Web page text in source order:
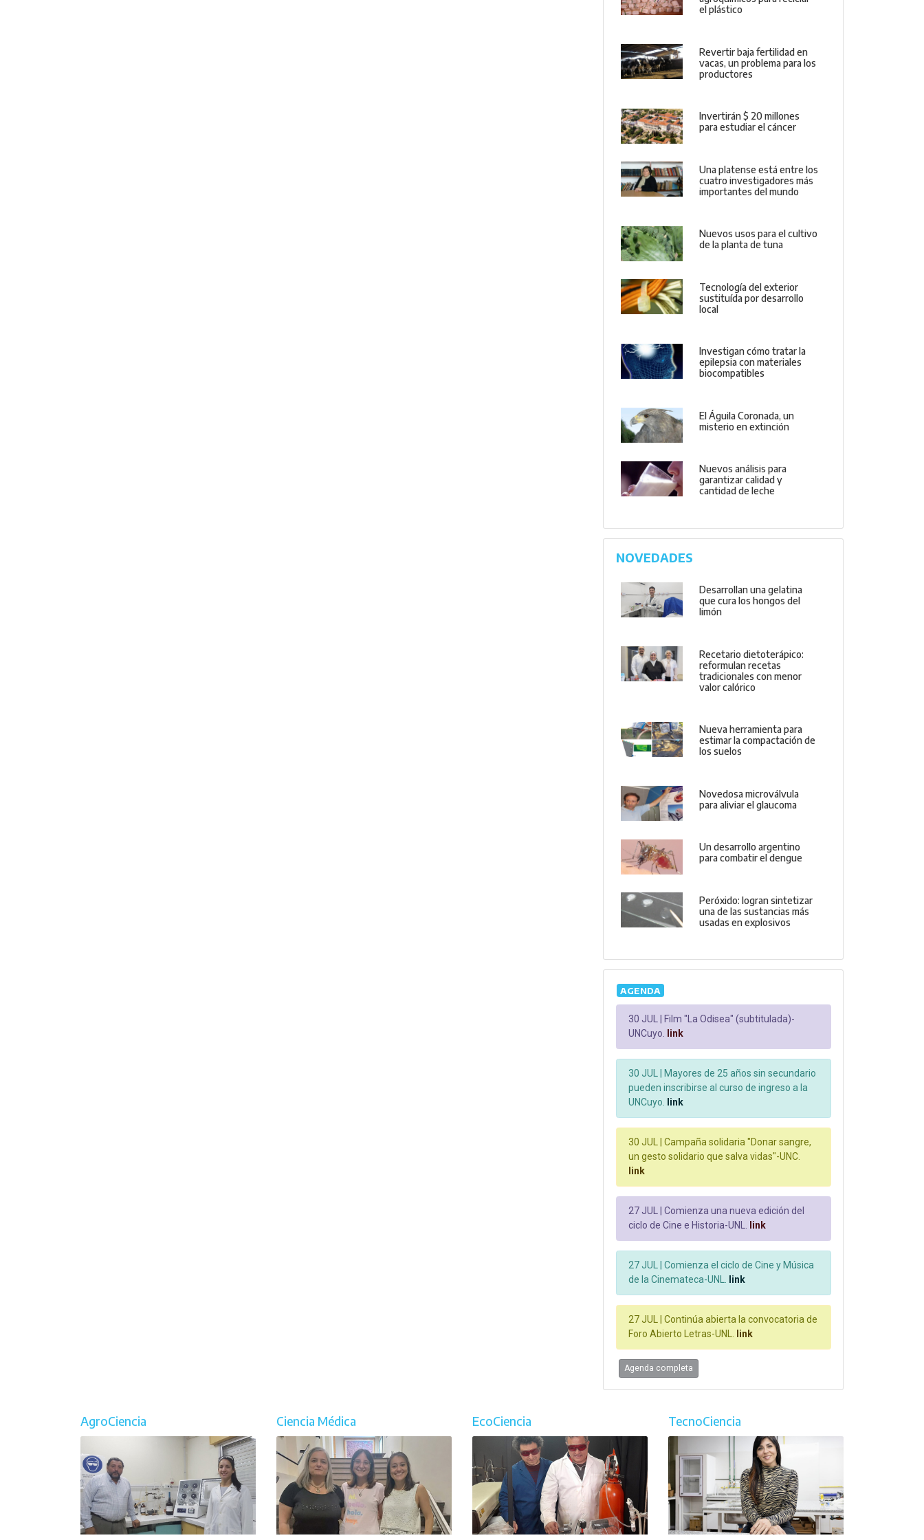
el plástico
Revertir baja fertilidad en
vacas, un problema para los
productores
Invertirán $ 20 millones
para estudiar el cáncer
Una platense está entre los
cuatro investigadores más
importantes del mundo
Nuevos usos para el cultivo
de la planta de tuna
Tecnología del exterior
sustituída por desarrollo
local
Investigan cómo tratar la
epilepsia con materiales
biocompatibles
El Águila Coronada, un
misterio en extinción
Nuevos análisis para
garantizar calidad y
cantidad de leche
NOVEDADES
Desarrollan una gelatina
que cura los hongos del
limón
Recetario dietoterápico:
reformulan recetas
tradicionales con menor
valor calórico
Nueva herramienta para
estimar la compactación de
los suelos
Novedosa microválvula
para aliviar el glaucoma
Un desarrollo argentino
para combatir el dengue
Peróxido: logran sintetizar
una de las sustancias más
usadas en explosivos
AGENDA
30 JUL |
Film "La Odisea" (subtitulada)-
UNCuyo.
link
30 JUL |
Mayores de 25 años sin secundario
pueden inscribirse al curso de ingreso a la
UNCuyo.
link
30 JUL |
Campaña solidaria "Donar sangre,
un gesto solidario que salva vidas"-UNC.
link
27 JUL |
Comienza una nueva edición del
ciclo de Cine e Historia-UNL.
link
27 JUL |
Comienza el ciclo de Cine y Música
de la Cinemateca-UNL.
link
27 JUL |
Continúa abierta la convocatoria de
Foro Abierto Letras-UNL.
link
Agenda completa
AgroCiencia Ciencia Médica EcoCiencia TecnoCiencia